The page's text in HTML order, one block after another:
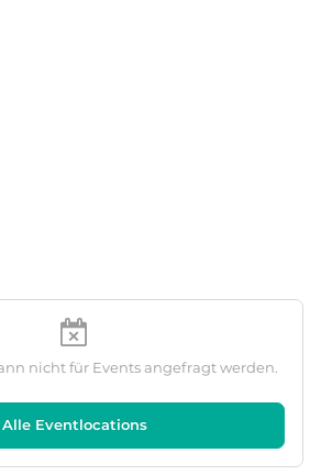
nicht für Events angefragt werden.
Alle Eventlocations